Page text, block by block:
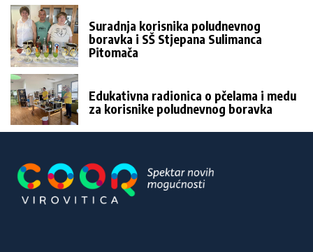
Suradnja korisnika poludnevnog
boravka i SŠ Stjepana Sulimanca
Pitomača
Edukativna radionica o pčelama i medu
za korisnike poludnevnog boravka